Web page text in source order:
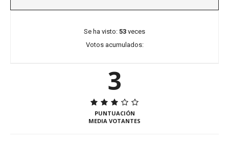
Se ha visto: 53 veces
Votos acumulados:
3
PUNTUACIÓN
MEDIA VOTANTES